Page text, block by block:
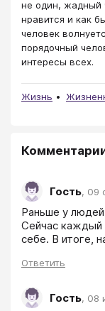
не один, жадный
нравится и как
человек
порядочный
интересы всех.
Жизнь
Гость, 09
Раньше у
Сейчас каждый
Ответить
Гость, 08